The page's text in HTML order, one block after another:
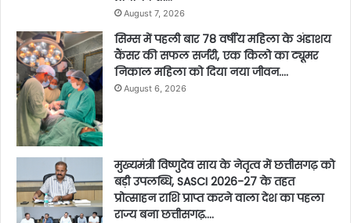
August 7, 2026
सिम्स में पहली बार 78 वर्षीय महिला के अंडाशय
कैंसर की सफल सर्जरी, एक किलो का ट्यूमर
निकाल महिला को दिया नया जीवन….
August 6, 2026
मुख्यमंत्री विष्णुदेव साय के नेतृत्व में छत्तीसगढ़ को
बड़ी उपलब्धि, SASCI 2026-27 के तहत
प्रोत्साहन राशि प्राप्त करने वाला देश का पहला
राज्य बना छत्तीसगढ़….